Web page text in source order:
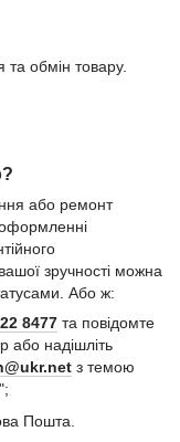
обмін товару.
або ремонт
оформленні
зручності можна
Або ж:
8477 та повідомте
або надішліть
з темою
Пошта.